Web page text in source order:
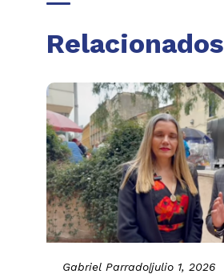
Relacionados
Gabriel Parrado|julio 1, 2026